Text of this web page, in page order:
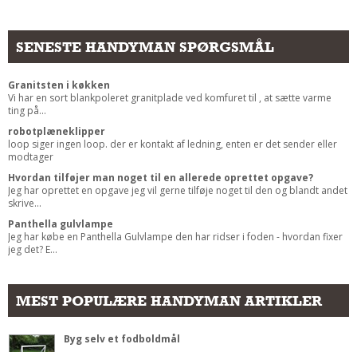
SENESTE HANDYMAN SPØRGSMÅL
Granitsten i køkken
Vi har en sort blankpoleret granitplade ved komfuret til , at sætte varme
ting på...
robotplæneklipper
loop siger ingen loop. der er kontakt af ledning, enten er det sender eller
modtager
Hvordan tilføjer man noget til en allerede oprettet opgave?
Jeg har oprettet en opgave jeg vil gerne tilføje noget til den og blandt andet
skrive...
Panthella gulvlampe
Jeg har købe en Panthella Gulvlampe den har ridser i foden - hvordan fixer
jeg det? E...
MEST POPULÆRE HANDYMAN ARTIKLER
Byg selv et fodboldmål